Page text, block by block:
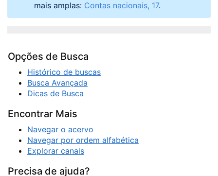
mais amplas: Contas nacionais, 17.
Opções de Busca
Histórico de buscas
Busca Avançada
Dicas de Busca
Encontrar Mais
Navegar o acervo
Navegar por ordem alfabética
Explorar canais
Precisa de ajuda?